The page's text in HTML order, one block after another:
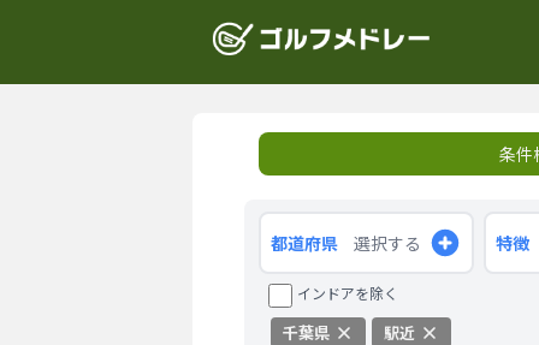
条件
都道府県 選択する 特徴
インドアを除く
千葉県 駅近